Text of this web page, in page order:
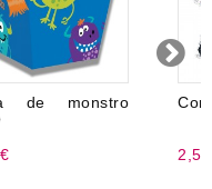
de monstro